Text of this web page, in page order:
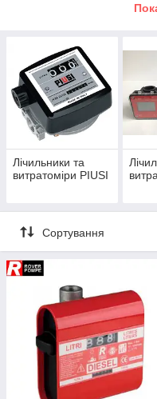
Імпульсні
Автоматизовані
Модернізація
Облік палива
Заправка палива за
дизельного палива
бензину
гасу
спирту
AdBlue
та інших рідин.
Лічильники та
витратоміри PIUSI
Сортування